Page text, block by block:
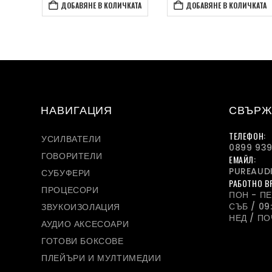
ДОБАВЯНЕ В КОЛИЧКАТА ДОБАВЯНЕ В КОЛИЧКАТА
НАВИГАЦИЯ
УСИЛВАТЕЛИ
ГОВОРИТЕЛИ
СУБУФЕРИ
ПРОЦЕСОРИ
ЗВУКОИЗОЛАЦИЯ
АУДИО АКСЕСОАРИ
ГОТОВИ БОКСОВЕ
ПЛЕЙЪРИ И МУЛТИМЕДИИ
ТЕЛЕФОН:
0899
ЕМАЙЛ:
РАБОТНО
ПОН -
СЪБ /
НЕД /